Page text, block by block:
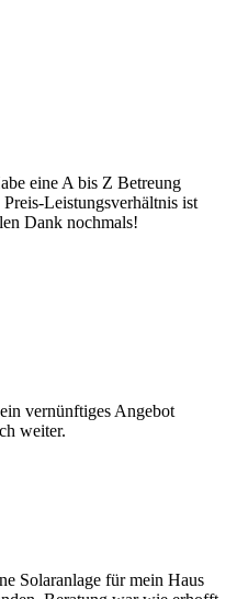
eine A bis Z Betreung
Leistungsverhältnis ist
Dank nochmals!
vernünftiges Angebot
weiter.
Solaranlage für mein Haus